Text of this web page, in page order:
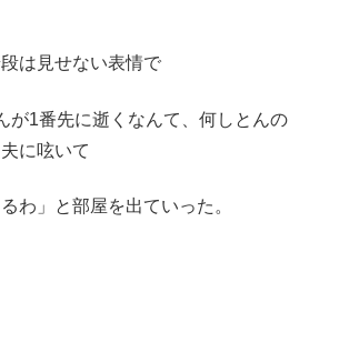
は見せない表情で
が1番先に逝くなんて、何しとんの
に呟いて
わ」と部屋を出ていった。